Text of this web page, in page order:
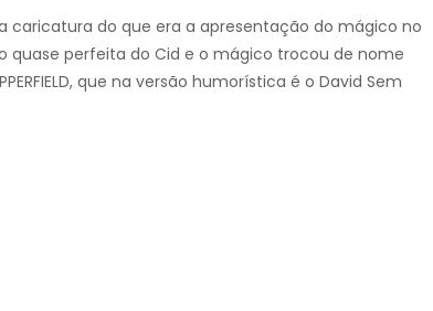
do que era a apresentação do mágico no
quase perfeita do Cid e o mágico trocou de nome
que na versão humorística é o David Sem